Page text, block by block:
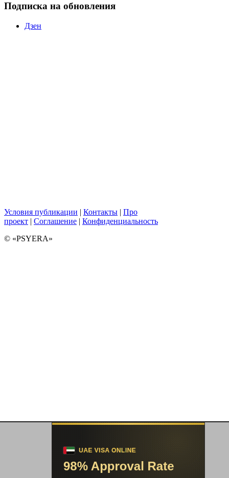
Подписка на обновления
Дзен
Условия публикации | Контакты | Про
проект | Соглашение | Конфиденциальность
© «PSYERA»